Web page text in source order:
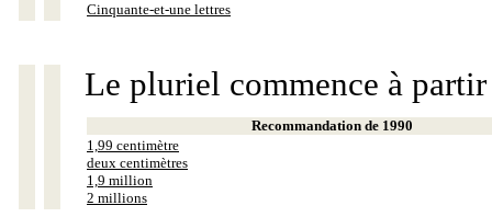
Cinquante-et-une lettres
Le pluriel commence à
Recommandation de 1990
1,99 centimètre
deux centimètres
1,9 million
2 millions